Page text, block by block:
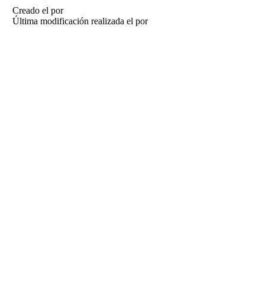
Creado el por
Última modificación realizada el por